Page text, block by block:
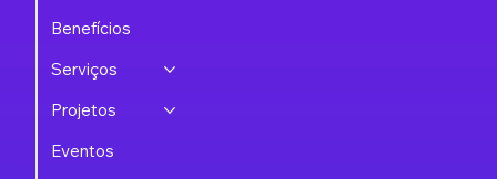
Benefícios
Serviços
Projetos
Eventos